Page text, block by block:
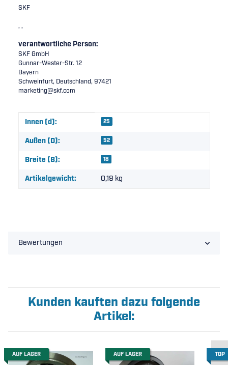
SKF
, ,
verantwortliche Person:
SKF GmbH
Gunnar-Wester-Str. 12
Bayern
Schweinfurt, Deutschland, 97421
marketing@skf.com
Produkteigenschaft
Wert
Innen (d): 25
Außen (D): 52
Breite (B): 18
Artikelgewicht: 0,19 kg
Bewertungen
Kunden kauften dazu folgende
Artikel:
AUF LAGER AUF LAGER TOP